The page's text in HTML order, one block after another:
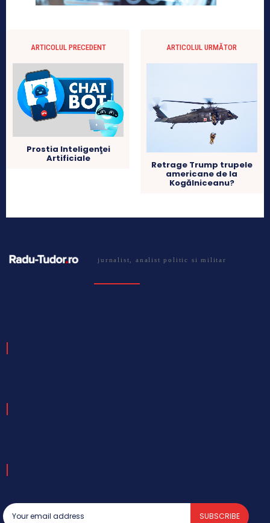
ARTICOLUL PRECEDENT
Prostia Inteligenţei
Artificiale
ARTICOLUL URMĂTOR
Retrage Trump trupele
americane de la
Kogălniceanu?
jurnalist, analist politic si militar
SUBSCRIBE